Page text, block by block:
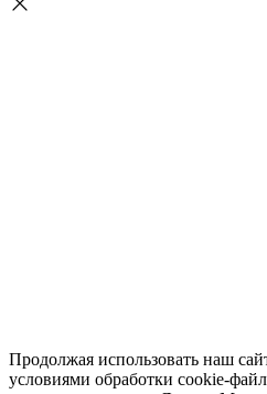
Продолжая использовать наш
условиями обработки cookie-